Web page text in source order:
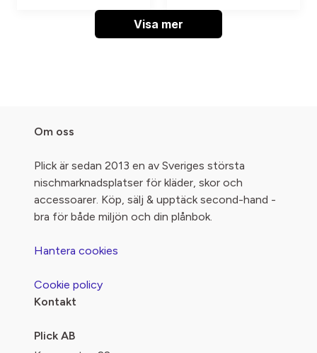
Visa mer
Om oss
Plick är sedan 2013 en av Sveriges största
nischmarknadsplatser för kläder, skor och
accessoarer. Köp, sälj & upptäck second-hand -
bra för både miljön och din plånbok.
Hantera cookies
Cookie policy
Kontakt
Plick AB